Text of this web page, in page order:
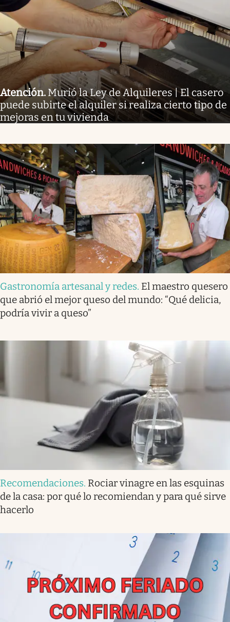
Atención. Murió la Ley de Alquileres | El casero
puede subirte el alquiler si realiza cierto tipo de
mejoras en tu vivienda
Gastronomía artesanal y redes. El maestro quesero
que abrió el mejor queso del mundo: “Qué delicia,
podría vivir a queso”
Recomendaciones. Rociar vinagre en las esquinas
de la casa: por qué lo recomiendan y para qué sirve
hacerlo